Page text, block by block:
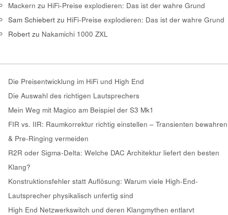
Mackern zu HiFi-Preise explodieren: Das ist der wahre Grund
Sam Schiebert zu HiFi-Preise explodieren: Das ist der wahre Grund
Robert zu Nakamichi 1000 ZXL
Die Preisentwicklung im HiFi und High End
Die Auswahl des richtigen Lautsprechers
Mein Weg mit Magico am Beispiel der S3 Mk1
FIR vs. IIR: Raumkorrektur richtig einstellen – Transienten bewahren
& Pre-Ringing vermeiden
R2R oder Sigma-Delta: Welche DAC Architektur liefert den besten
Klang?
Konstruktionsfehler statt Auflösung: Warum viele High-End-
Lautsprecher physikalisch unfertig sind
High End Netzwerkswitch und deren Klangmythen entlarvt